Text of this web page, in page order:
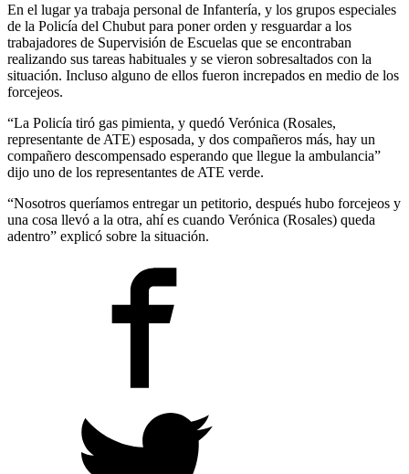
En el lugar ya trabaja personal de Infantería, y los grupos especiales
de la Policía del Chubut para poner orden y resguardar a los
trabajadores de Supervisión de Escuelas que se encontraban
realizando sus tareas habituales y se vieron sobresaltados con la
situación. Incluso alguno de ellos fueron increpados en medio de los
forcejeos.
“La Policía tiró gas pimienta, y quedó Verónica (Rosales,
representante de ATE) esposada, y dos compañeros más, hay un
compañero descompensado esperando que llegue la ambulancia”
dijo uno de los representantes de ATE verde.
“Nosotros queríamos entregar un petitorio, después hubo forcejeos y
una cosa llevó a la otra, ahí es cuando Verónica (Rosales) queda
adentro” explicó sobre la situación.